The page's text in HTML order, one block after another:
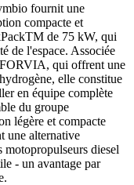
fournit une
compacte et
de 75 kW, qui
de l'espace. Associée
qui offrent une
hydrogène, elle constitue
en équipe complète
du groupe
légère et compacte
une alternative
motopropulseurs diesel
- un avantage par